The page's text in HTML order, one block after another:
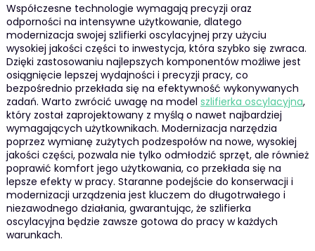
Współczesne technologie wymagają precyzji oraz
odporności na intensywne użytkowanie, dlatego
modernizacja swojej szlifierki oscylacyjnej przy użyciu
wysokiej jakości części to inwestycja, która szybko się zwraca.
Dzięki zastosowaniu najlepszych komponentów możliwe jest
osiągnięcie lepszej wydajności i precyzji pracy, co
bezpośrednio przekłada się na efektywność wykonywanych
zadań. Warto zwrócić uwagę na model szlifierka oscylacyjna,
który został zaprojektowany z myślą o nawet najbardziej
wymagających użytkownikach. Modernizacja narzędzia
poprzez wymianę zużytych podzespołów na nowe, wysokiej
jakości części, pozwala nie tylko odmłodzić sprzęt, ale również
poprawić komfort jego użytkowania, co przekłada się na
lepsze efekty w pracy. Staranne podejście do konserwacji i
modernizacji urządzenia jest kluczem do długotrwałego i
niezawodnego działania, gwarantując, że szlifierka
oscylacyjna będzie zawsze gotowa do pracy w każdych
warunkach.